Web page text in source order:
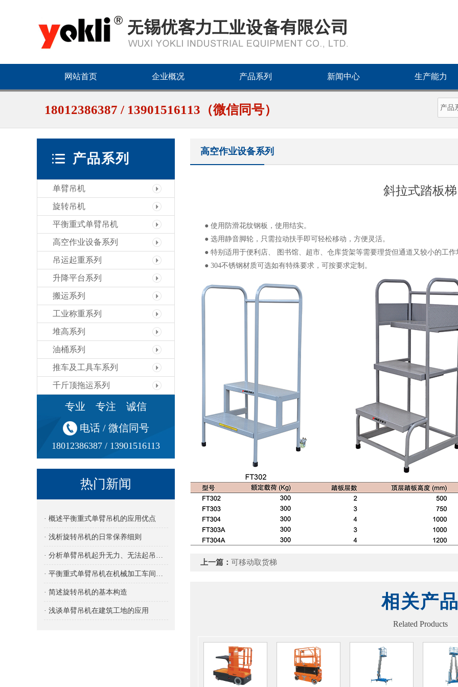
网站首页 企业概况 产品系列 新闻中心 生产能力
18012386387 / 13901516113（微信同号）
产品系列
单臂吊机
旋转吊机
平衡重式单臂吊机
高空作业设备系列
吊运起重系列
升降平台系列
搬运系列
工业称重系列
堆高系列
油桶系列
推车及工具车系列
千斤顶拖运系列
专业 专注 诚信
电话 / 微信同号
18012386387 / 13901516113
热门新闻
· 概述平衡重式单臂吊机的应用优点
· 浅析旋转吊机的日常保养细则
· 分析单臂吊机起升无力、无法起吊的原因及解决方法
· 平衡重式单臂吊机在机械加工车间的应用
· 简述旋转吊机的基本构造
· 浅谈单臂吊机在建筑工地的应用
高空作业设备系列
斜拉式踏板梯
● 使用防滑花纹钢板，使用结实。
● 选用静音脚轮，只需拉动扶手即可轻松移动，方便灵活。
● 特别适用于便利店、 图书馆、超市、仓库货架等需要理货但通道又较小的工作
● 304不锈钢材质可选如有特殊要求，可按要求定制。
上一篇： 可移动取货梯
相关产
Related Products